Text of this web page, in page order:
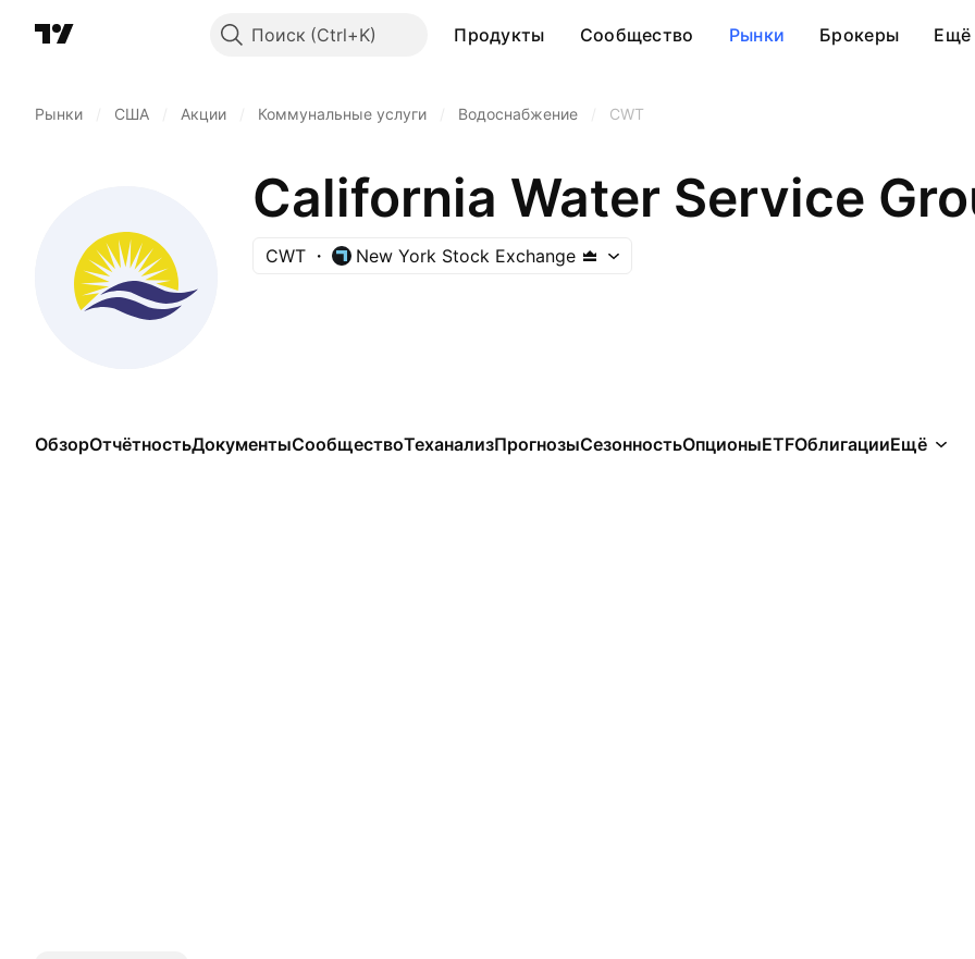
Поиск Продукты Сообщество Рынки Брокеры Ещё
Рынки США Акции Коммунальные услуги Водоснабжение CWT
California Water Service
CWT New York Stock Exchange
ОбзорОтчётностьДокументыСообществоТеханализПрогнозыСезонностьОпционыETFОблигацииЕщё